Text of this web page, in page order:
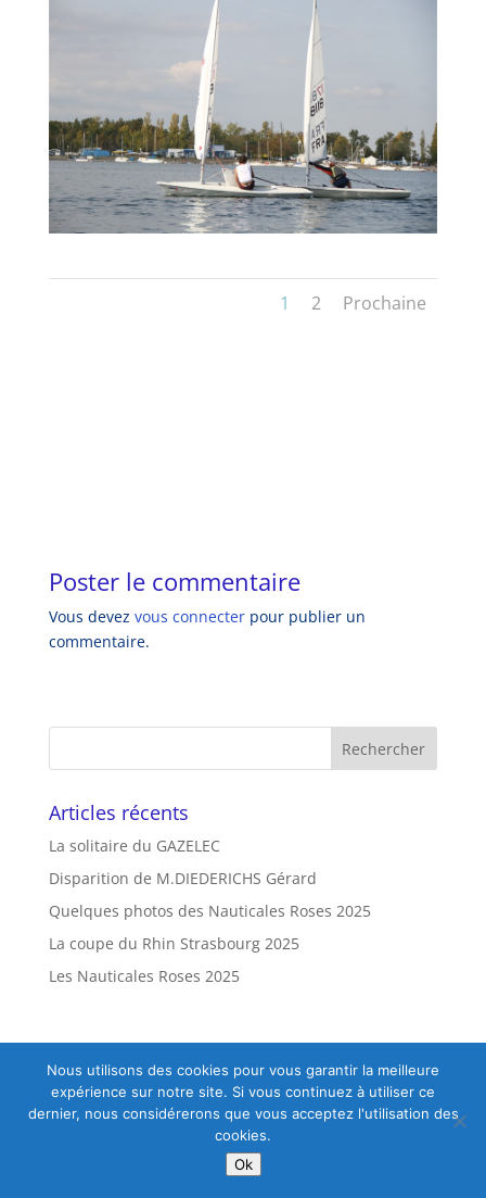
1 2 Prochaine
Poster le commentaire
Vous devez vous connecterpour publier un
commentaire.
Articles récents
La solitaire du GAZELEC
Disparition de M.DIEDERICHS Gérard
Quelques photos des Nauticales Roses 2025
La coupe du Rhin Strasbourg 2025
Les Nauticales Roses 2025
Mon compte
Creatigraph.com
Powered by Cre@WEB
Nous utilisons des cookies pour vous garantir la meilleure
expérience sur notre site. Si vous continuez à utiliser ce
dernier, nous considérerons que vous acceptez l'utilisation des
cookies.
Ok